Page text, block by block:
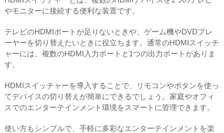
やモニターに接続する便利な装置です。
テレビのHDMIポートが足りないときや、ゲーム機やDVDプレ
ーヤーを切り替えたいときに役立ちます。通常のHDMIスイッチ
ャーには、複数のHDMI入力ポートと1つの出力ポートがありま
す。
HDMIスイッチャーを導入することで、リモコンやボタンを使っ
てデバイスの切り替えが簡単にできるでしょう。家庭やオフィ
スでのエンターテインメント環境をスマートに管理できます。
使い方もシンプルで、手軽に多彩なエンターテインメントを楽